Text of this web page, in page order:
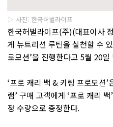
▷ 사진: 한국허벌라이프
한국허벌라이프(주)(대표이사
게 뉴트리션 루틴을 실천할 수
로모션’을 진행한다고 5월 20일
‘프로 캐리 백 & 키링 프로모션’
램’ 구매 고객에게 ‘프로 캐리 백’
정 수량으로 증정한다.